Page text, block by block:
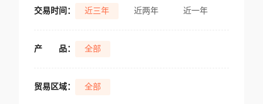
交易时间： 近三年 近两年 近一年
产 品： 全部
贸易区域： 全部